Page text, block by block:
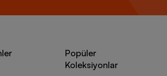
Popüler
Koleksiyonlar